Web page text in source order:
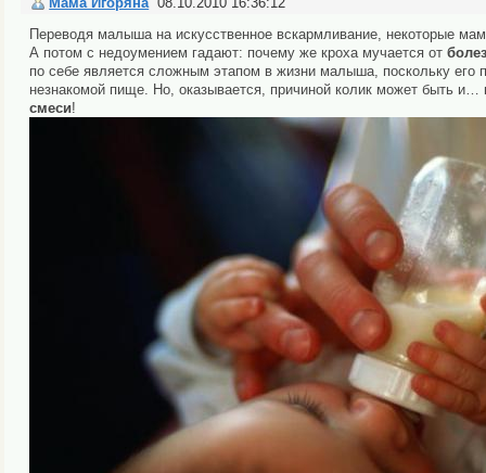
Переводя малыша на искусственное вскармливание, некоторые
А потом с недоумением гадают: почему же кроха мучается от
по себе является сложным этапом в жизни малыша, поскольку его
незнакомой пище. Но, оказывается, причиной колик может быть и…
смеси!